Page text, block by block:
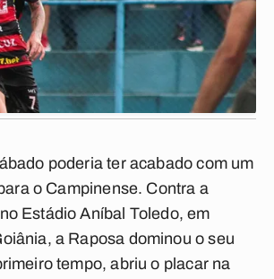
poderia ter acabado com um
o Campinense. Contra a
Estádio Aníbal Toledo, em
a Raposa dominou o seu
tempo, abriu o placar na